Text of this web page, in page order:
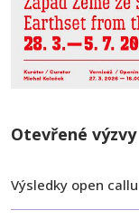
Otevřené výzvy
Výsledky open